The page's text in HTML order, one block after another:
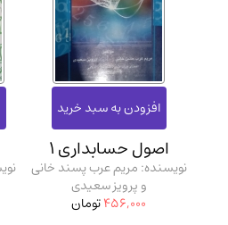
اصول حسابداری 1
نویسنده: مریم عرب پسند خانی
و پرویز سعیدی
456,000تومان